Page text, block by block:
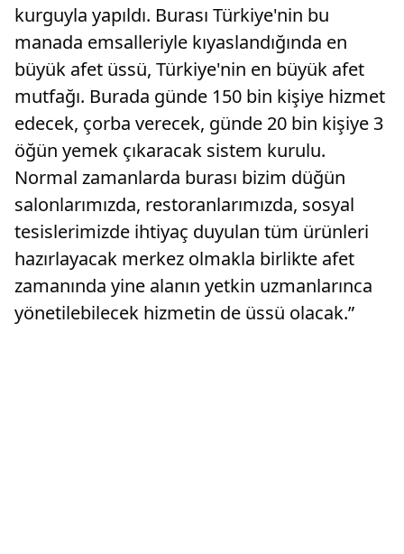
kurguyla yapıldı. Burası Türkiye'nin bu
manada emsalleriyle kıyaslandığında en
büyük afet üssü, Türkiye'nin en büyük afet
mutfağı. Burada günde 150 bin kişiye hizmet
edecek, çorba verecek, günde 20 bin kişiye 3
öğün yemek çıkaracak sistem kurulu.
Normal zamanlarda burası bizim düğün
salonlarımızda, restoranlarımızda, sosyal
tesislerimizde ihtiyaç duyulan tüm ürünleri
hazırlayacak merkez olmakla birlikte afet
zamanında yine alanın yetkin uzmanlarınca
yönetilebilecek hizmetin de üssü olacak.”